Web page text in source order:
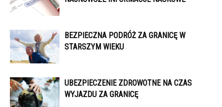
BEZPIECZNA PODRÓŻ ZA GRANICĘ W
STARSZYM WIEKU
UBEZPIECZENIE ZDROWOTNE NA CZAS
WYJAZDU ZA GRANICĘ